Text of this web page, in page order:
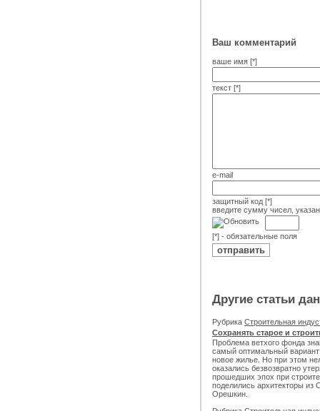
Ваш комментарий
ваше имя [*]
текст [*]
e-mail
защитный код [*]
введите сумму чисел,
[*] - обязательные поля
Другие статьи
Рубрика Строительная
Сохранять старое и
Проблема ветхого фонда
самый оптимальный вариант
новое жилье. Но при этом
оказались безвозвратно
прошедших эпох при
поделились архитекторы из
Орешкин.